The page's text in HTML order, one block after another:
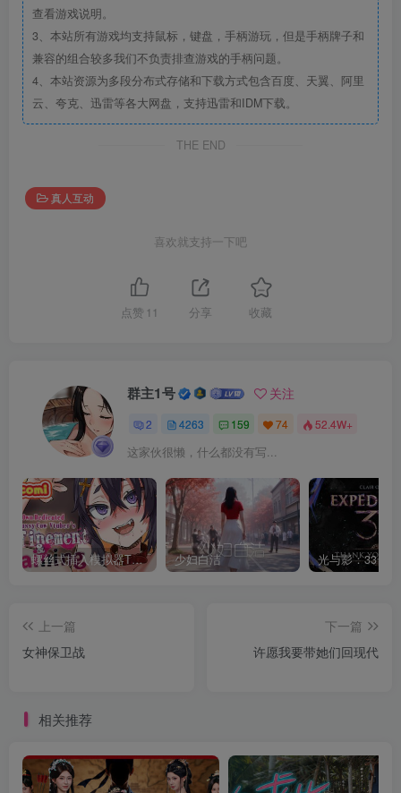
查看游戏说明。
3、本站所有游戏均支持鼠标，键盘，手柄游玩，但是手柄牌子和
兼容的组合较多我们不负责排查游戏的手柄问题。
4、本站资源为多段分布式存储和下载方式包含百度、天翼、阿里
云、夸克、迅雷等各大网盘，支持迅雷和IDM下载。
THE END
真人互动
喜欢就支持一下吧
点赞 11 分享 收藏
群主1号 关注
2 4263 159 74 52.4W+
这家伙很懒，什么都没有写...
螺丝式插入模拟器TMA02 少妇白洁
上一篇
女神保卫战
下一篇
许愿我要带她们回现代
相关推荐